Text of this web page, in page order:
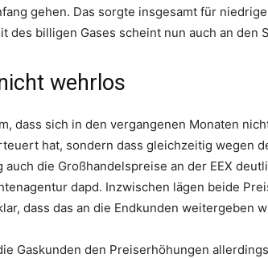
gehen. Das sorgte insgesamt für
des billigen Gases scheint nun auch an den
wehrlos
dass sich in den vergangenen Monaten
hat, sondern dass gleichzeitig wegen
die Großhandelspreise an der EEX
dapd. Inzwischen lägen beide
dass das an die Endkunden weitergeben
Gaskunden den Preiserhöhungen